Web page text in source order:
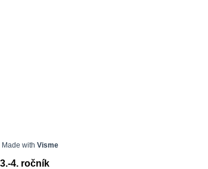
Made with Visme
3.-4. ročník